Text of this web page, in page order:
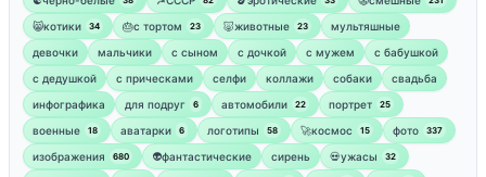
😸котики 34 🎂с тортом 23 🐷животные 23
мультяшные
девочки
мальчики с сыном с дочкой с мужем
с бабушкой
с дедушкой
с прическами селфи коллажи собаки
свадьба
инфографика
для подруг 6 автомобили 22 портрет 25
военные 18 аватарки 6 логотипы 58 🚀космос 15 фото 337
изображения 680 👽фантастические сирень 💀ужасы 32